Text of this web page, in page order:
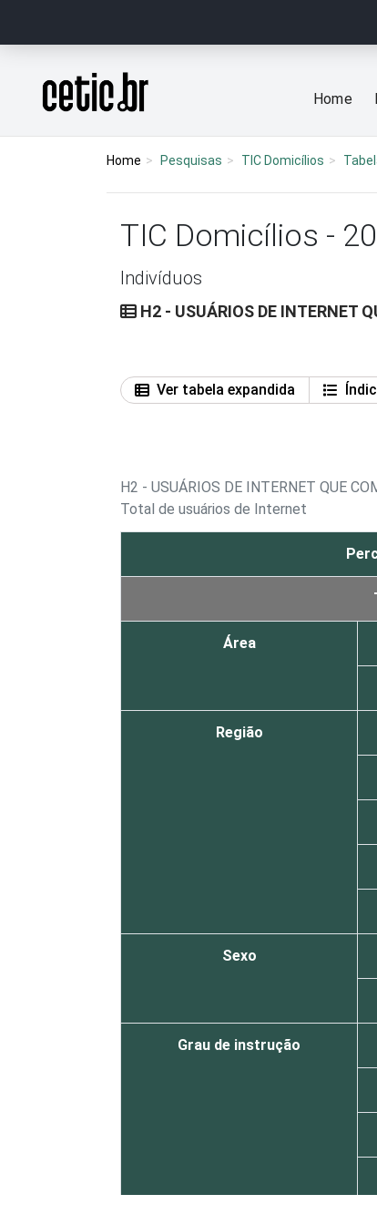
Página inicial
Home
Home Pesquisas TIC Domicílios
TIC Domicílios -
Indivíduos
H2 - USUÁRIOS DE INTERNET
Ver tabela expandida
H2 - USUÁRIOS DE INTERNET QUE
Total de usuários de Internet
Área
Região
Sexo
Grau de instrução